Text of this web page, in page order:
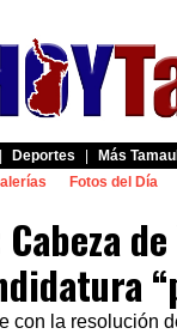
Deportes Más
Fotos del Día
con la resolución